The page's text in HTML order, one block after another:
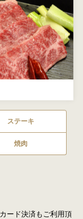
ステーキ
焼肉
ード決済もご利用頂